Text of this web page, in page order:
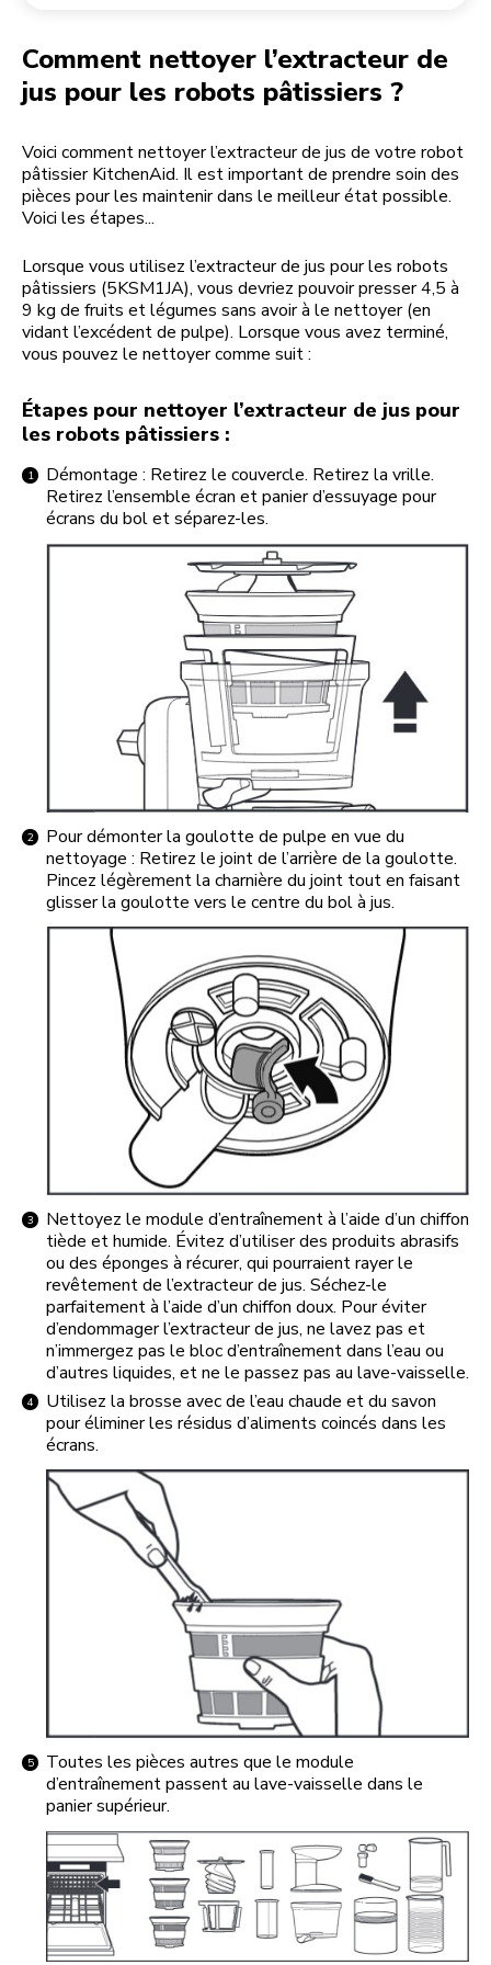
Comment nettoyer l’extracteur de
jus pour les robots pâtissiers ?
Voici comment nettoyer l’extracteur de jus de votre robot
pâtissier KitchenAid. Il est important de prendre soin des
pièces pour les maintenir dans le meilleur état possible.
Voici les étapes...
Lorsque vous utilisez l’extracteur de jus pour les robots
pâtissiers (5KSM1JA), vous devriez pouvoir presser 4,5 à
9 kg de fruits et légumes sans avoir à le nettoyer (en
vidant l’excédent de pulpe). Lorsque vous avez terminé,
vous pouvez le nettoyer comme suit :
Étapes pour nettoyer l’extracteur de jus pour
les robots pâtissiers :
Démontage : Retirez le couvercle. Retirez la vrille.
Retirez l’ensemble écran et panier d’essuyage pour
écrans du bol et séparez-les.
Pour démonter la goulotte de pulpe en vue du
nettoyage : Retirez le joint de l’arrière de la goulotte.
Pincez légèrement la charnière du joint tout en faisant
glisser la goulotte vers le centre du bol à jus.
Nettoyez le module d’entraînement à l’aide d’un chiffon
tiède et humide. Évitez d’utiliser des produits abrasifs
ou des éponges à récurer, qui pourraient rayer le
revêtement de l’extracteur de jus. Séchez-le
parfaitement à l’aide d’un chiffon doux. Pour éviter
d’endommager l’extracteur de jus, ne lavez pas et
n’immergez pas le bloc d’entraînement dans l’eau ou
d’autres liquides, et ne le passez pas au lave-vaisselle.
Utilisez la brosse avec de l’eau chaude et du savon
pour éliminer les résidus d’aliments coincés dans les
écrans.
Toutes les pièces autres que le module
d’entraînement passent au lave-vaisselle dans le
panier supérieur.